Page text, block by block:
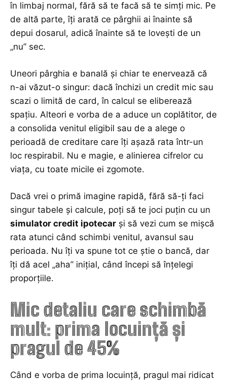
în limbaj normal, fără să te facă să te simți mic. Pe
de altă parte, îți arată ce pârghii ai înainte să
depui dosarul, adică înainte să te lovești de un
„nu” sec.
Uneori pârghia e banală și chiar te enervează că
n-ai văzut-o singur: dacă închizi un credit mic sau
scazi o limită de card, în calcul se eliberează
spațiu. Alteori e vorba de a aduce un coplătitor, de
a consolida venitul eligibil sau de a alege o
perioadă de creditare care îți așază rata într-un
loc respirabil. Nu e magie, e alinierea cifrelor cu
viața, cu toate micile ei zgomote.
Dacă vrei o primă imagine rapidă, fără să-ți faci
singur tabele și calcule, poți să te joci puțin cu un
simulator credit ipotecar și să vezi cum se mișcă
rata atunci când schimbi venitul, avansul sau
perioada. Nu îți va spune tot ce știe o bancă, dar
îți dă acel „aha” inițial, când începi să înțelegi
proporțiile.
Mic detaliu care schimbă
mult: prima locuință și
pragul de 45%
Când e vorba de prima locuință, pragul mai ridicat